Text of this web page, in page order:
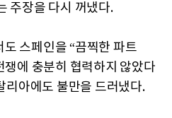
주장을 다시 꺼냈다.
스페인을 “끔찍한 파트
에 충분히 협력하지 않았다
리아에도 불만을 드러냈다.